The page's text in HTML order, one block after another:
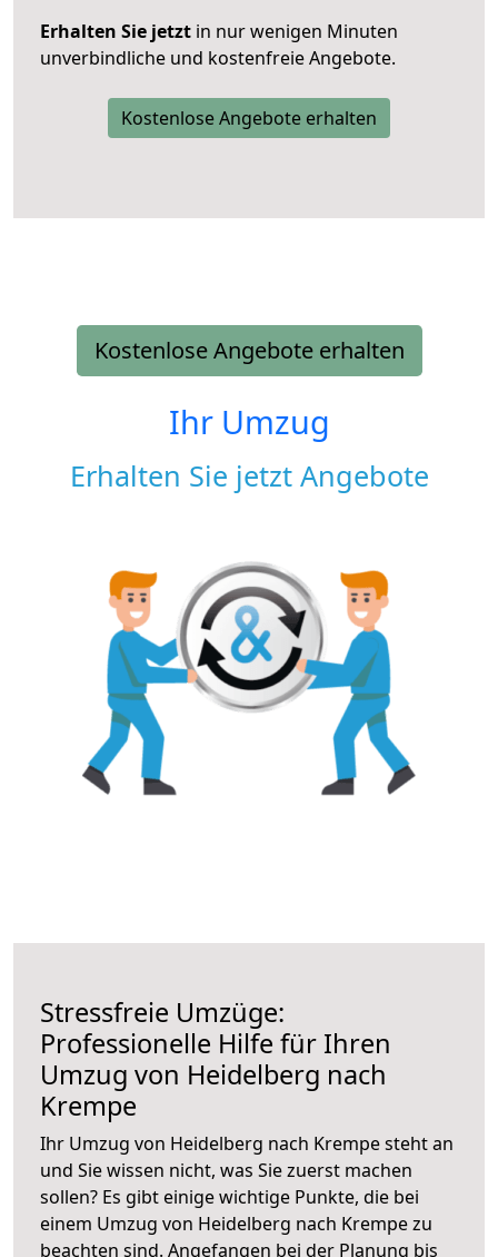
Erhalten Sie jetzt in nur wenigen Minuten
unverbindliche und kostenfreie Angebote.
Kostenlose Angebote erhalten
Kostenlose Angebote erhalten
Ihr Umzug
Erhalten Sie jetzt Angebote
Stressfreie Umzüge:
Professionelle Hilfe für Ihren
Umzug von Heidelberg nach
Krempe
Ihr Umzug von Heidelberg nach Krempe steht an
und Sie wissen nicht, was Sie zuerst machen
sollen? Es gibt einige wichtige Punkte, die bei
einem Umzug von Heidelberg nach Krempe zu
beachten sind. Angefangen bei der Planung bis